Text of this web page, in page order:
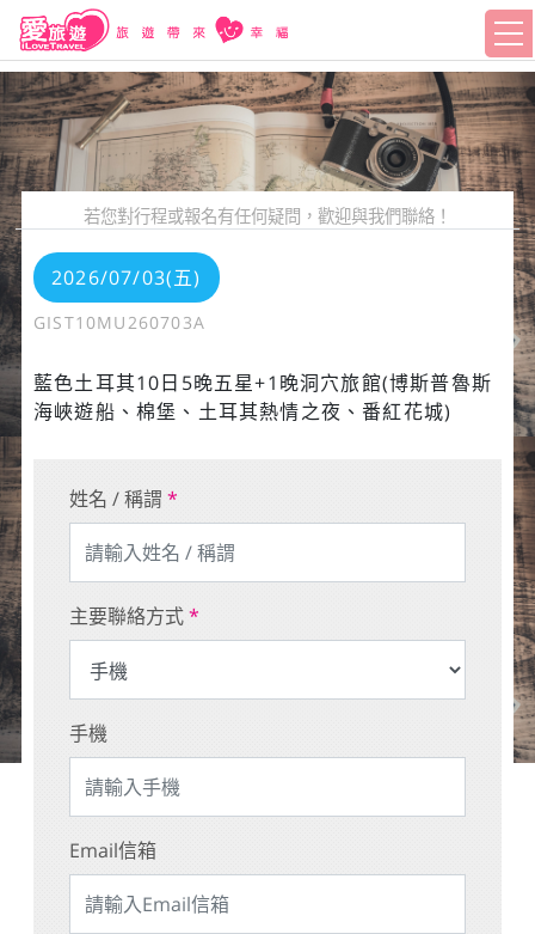
若您對行程或報名有任何疑問，歡迎與我們聯絡！
2026/07/03(五)
GIST10MU260703A
藍色土耳其10日5晚五星+1晚洞穴旅館(博斯普魯斯
海峽遊船、棉堡、土耳其熱情之夜、番紅花城)
姓名 / 稱謂 *
主要聯絡方式*
手機
Email信箱